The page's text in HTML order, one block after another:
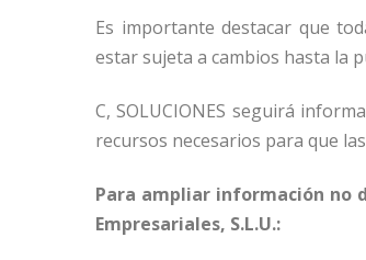
Es importante destacar que
estar sujeta a cambios hasta la
C, SOLUCIONES seguirá
recursos necesarios para que
Para ampliar información no
Empresariales, S.L.U.: